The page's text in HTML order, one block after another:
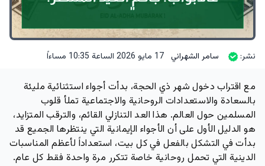
نشر: سامر الشهراني 17 مايو 2026 الساعة 10:35 مساءاً
مع اقتراب دخول شهر ذي الحجة، بدأت أجواء استثنائية مليئة
بالسعادة والاستعدادات الروحانية والاجتماعية تملأ قلوب
المسلمين حول العالم. هذا العد التنازلي القائم، والترقب المتزايد،
هو الدليل الأول على أن الأجواء الإيمانية التي ينتظرها الجميع قد
بدأت في التشكل بالفعل في كل بيت، استعداداً لأعظم المناسبات
الدينية التي تحمل روحانية خاصة تتكرر مرة واحدة فقط كل عام.